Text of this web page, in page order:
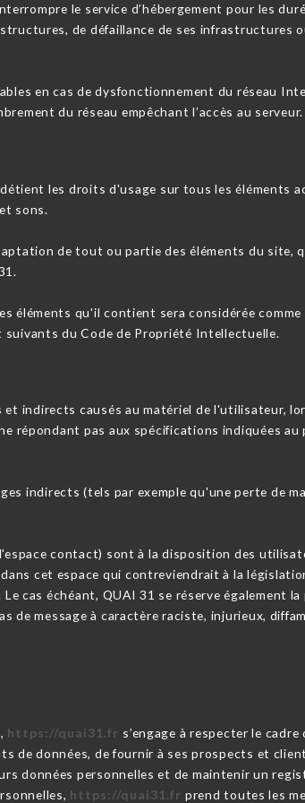
le service d’hébergement pour les
de défaillance de ses infrastructures
en cas de dysfonctionnement du réseau
du réseau empêchant l’accès au serveur.
les droits d'usage sur tous les éléments
sons.
de tout ou partie des éléments du site,
éléments qu'il contient sera considérée
du Code de Propriété Intellectuelle.
indirects causés au matériel de l'utilisateur,
répondant pas aux spécifications indiquées
indirects (tels par exemple qu'une perte de
contact) sont à la disposition des
cet espace qui contreviendrait à la
cas échéant, QUAI 31 se réserve également
message à caractère raciste, injurieux,
https://quai31.fr s’engage à respecter le
de données, de fournir à ses prospects et
données personnelles et de maintenir un
https://quai31.fr prend toutes les